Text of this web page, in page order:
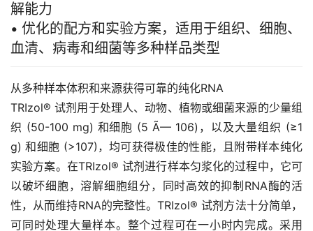
解能力
• 优化的配方和实验方案，适用于组织、细胞、
血清、病毒和细菌等多种样品类型
从多种样本体积和来源获得可靠的纯化RNA
TRIzol® 试剂用于处理人、动物、植物或细菌来源的少量组
织 (50-100 mg) 和细胞 (5 Ã— 106)，以及大量组织 (≥1
g) 和细胞 (>107)，均可获得极佳的性能，且附带样本纯化
实验方案。在TRIzol® 试剂进行样本匀浆化的过程中，它可
以破坏细胞，溶解细胞组分，同时高效的抑制RNA酶的活
性，从而维持RNA的完整性。TRIzol® 试剂方法十分简单，
可同时处理大量样本。整个过程可在一小时内完成。采用